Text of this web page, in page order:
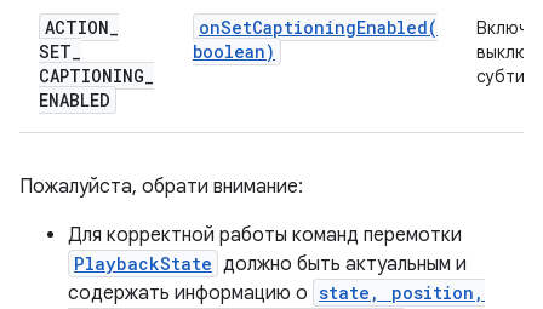
ACTION_
SET_
CAPTIONING_
ENABLED
onSetCaptioningEnabled(
boolean)
Пожалуйста, обрати внимание:
Для корректной работы команд перемотки
PlaybackState должно быть актуальным и
содержать информацию о state, position,